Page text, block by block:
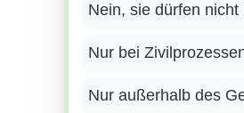
Nein, sie dürfen nicht
Nur bei
Nur außerhalb des